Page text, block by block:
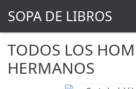
SOPA DE LIBROS
TODOS LOS
HERMANOS